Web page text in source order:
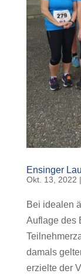
Ensinger
Okt. 13, 2022 |
Bei idealen
Auflage des
damals
erzielte der